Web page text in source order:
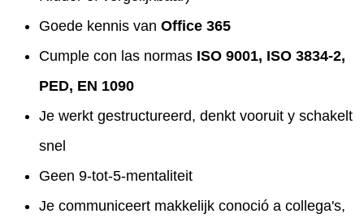
Goede kennis van Office 365
Cumple con las normas ISO 9001, ISO 3834-2,
PED, EN 1090
Je werkt gestructureerd, denkt vooruit y schakelt
snel
Geen 9-tot-5-mentaliteit
Je communiceert makkelijk conoció a collega's,